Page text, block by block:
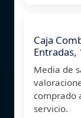
Caja
Entradas,
Media de
comprado
servicio.